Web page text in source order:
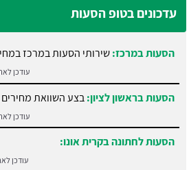
עדכונים בטופ הסעות
הסעות במרכז:שירותי הסעות במרכז
עודכן
הסעות בראשון לציון:בצע השוואת מחירים
עודכן
הסעות לחתונה בקרית אונו:
עודכן